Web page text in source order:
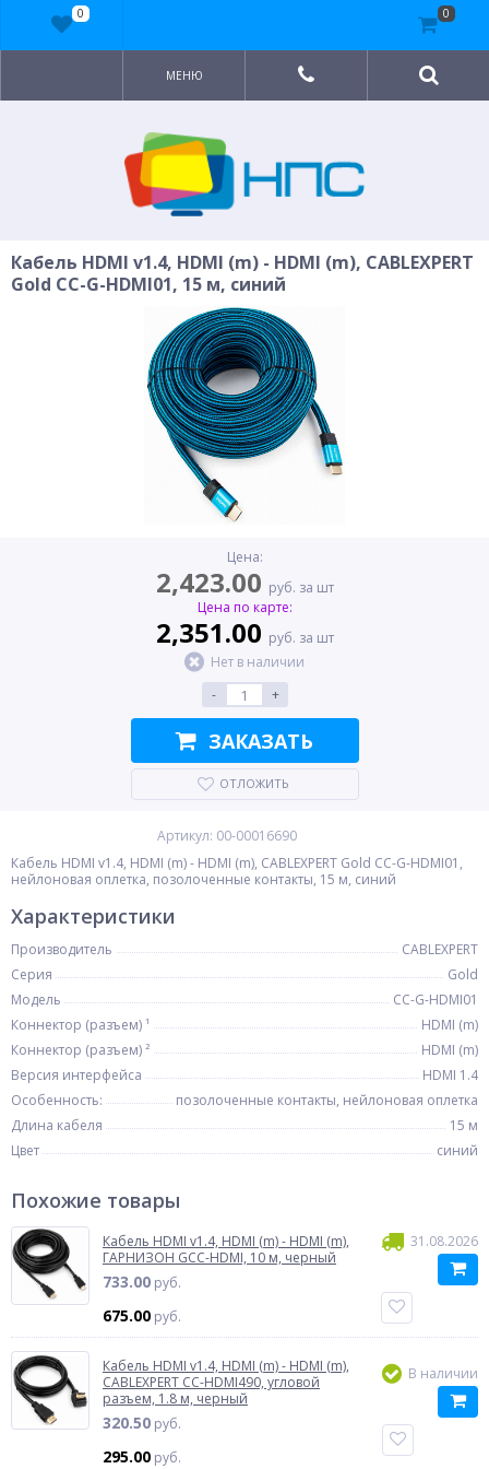
МЕНЮ
Кабель HDMI v1.4, HDMI (m) - HDMI (m), CABLEXPERT
Gold CC-G-HDMI01, 15 м, синий
Цена:
2,423.00 руб. за шт
Цена по карте:
2,351.00 руб. за шт
Нет в наличии
-
+
ЗАКАЗАТЬ
ОТЛОЖИТЬ
Артикул: 00-00016690
Кабель HDMI v1.4, HDMI (m) - HDMI (m), CABLEXPERT Gold CC-G-HDMI01,
нейлоновая оплетка, позолоченные контакты, 15 м, синий
Характеристики
Производитель
CABLEXPERT
Серия
Gold
Модель
CC-G-HDMI01
Коннектор (разъем) ¹
HDMI (m)
Коннектор (разъем) ²
HDMI (m)
Версия интерфейса
HDMI 1.4
Особенность:
позолоченные контакты, нейлоновая оплетка
Длина кабеля
15 м
Цвет
синий
Похожие товары
Кабель HDMI v1.4, HDMI (m) - HDMI (m),
ГАРНИЗОН GCC-HDMI, 10 м, черный
733.00 руб.
675.00 руб.
31.08.2026
Кабель HDMI v1.4, HDMI (m) - HDMI (m),
CABLEXPERT CC-HDMI490, угловой
разъем, 1.8 м, черный
320.50 руб.
295.00 руб.
В наличии
0 0